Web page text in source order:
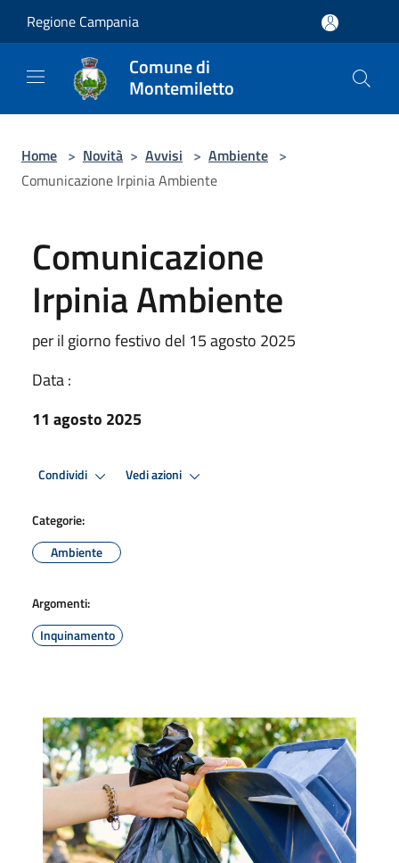
Regione Campania
Comune di
Montemiletto
Home > Novità > Avvisi > Ambiente >
Comunicazione Irpinia Ambiente
Comunicazione
Irpinia Ambiente
per il giorno festivo del 15 agosto 2025
Data :
11 agosto 2025
Condividi Vedi azioni
Categorie:
Ambiente
Argomenti:
Inquinamento